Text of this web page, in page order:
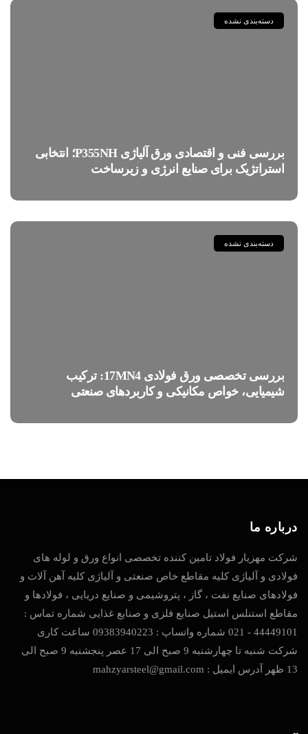
دسته‌بندی نشده
بررسی فنی و اقتصادی ورق آلیاژی P355NH؛ انتخابی
استراتژیک برای صنایع انرژی و زیرساخت
دسته‌بندی نشده
بررسی تخصصی ورق فولادی 17MN4: ترکیب
شیمیایی، خواص مکانیکی و کاربردهای صنعتی
درباره ما
شرکت مهزیار فولاد تامین کننده تخصصی انواع ورق و لوله های
فولادی و آلیاژی کلیه مقاطع خاص صنعتی و آلیاژی کلیه آهن آلات و
فولادهای صنایع نفت ، گاز ، پتروشیمی و صنایع دریایی ، فولادها و
مقاطع استنلس استیل صنایع فلزی و صنایع غذایی شماره تماس :
44449101 - 021 شماره واتساپ : 09383940223 ساعت کاری
شرکت شنبه تا چهارشنبه 9 صبح الی 17 عصر پنجشنبه 9 صبح الی
13 ظهر آدرس ایمیل : mahzyarsteel@gmail.com